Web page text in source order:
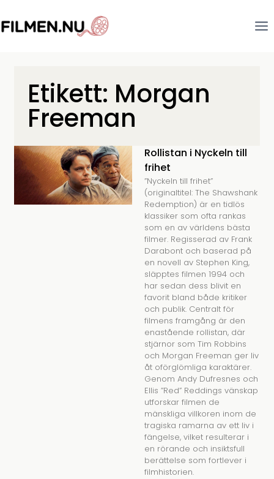
Etikett: Morgan
Freeman
Rollistan i Nyckeln till
frihet
”Nyckeln till frihet”
(originaltitel: The Shawshank
Redemption) är en tidlös
klassiker som ofta rankas
som en av världens bästa
filmer. Regisserad av Frank
Darabont och baserad på
en novell av Stephen King,
släpptes filmen 1994 och
har sedan dess blivit en
favorit bland både kritiker
och publik. Centralt för
filmens framgång är den
enastående rollistan, där
stjärnor som Tim Robbins
och Morgan Freeman ger liv
åt oförglömliga karaktärer.
Genom Andy Dufresnes och
Ellis ”Red” Reddings vänskap
utforskar filmen de
mänskliga villkoren inom de
tragiska ramarna av ett liv i
fängelse, vilket resulterar i
en rörande och insiktsfull
berättelse som fortlever i
filmhistorien.